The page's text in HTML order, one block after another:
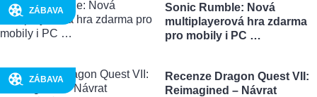
ZÁBAVA
Sonic Rumble: Nová
multiplayerová hra zdarma
pro mobily i PC …
ZÁBAVA
Recenze Dragon Quest VII:
Reimagined – Návrat